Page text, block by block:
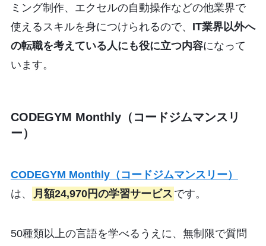
ミング制作、エクセルの自動操作などの他業界で
使えるスキルを身につけられるので、 IT業界以外へ
の転職を考えている人にも役に立つ内容になって
います。
CODEGYM Monthly（コードジムマンスリ
ー）
CODEGYM Monthly（コードジムマンスリー）
は、
月額24,970円の学習サービス です。
50種類以上の言語を学べるうえに、無制限で質問